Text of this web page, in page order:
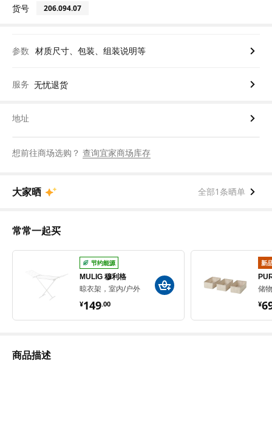
货号 206.094.07
参数 材质尺寸、包装、组装说明等
服务 无忧退货
地址
想前往商场选购？ 查询宜家商场库存
大家晒 全部1条晒单
常常一起买
节约能源
MULIG 穆利格
晾衣架，室内/户外
¥149.00
¥ 149.00
新
储
¥
¥
商品描述